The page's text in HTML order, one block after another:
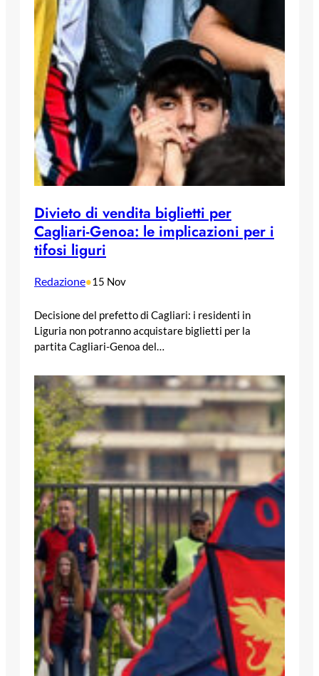
Divieto di vendita biglietti per
Cagliari-Genoa: le implicazioni per i
tifosi liguri
Redazione•15 Nov
Decisione del prefetto di Cagliari: i residenti in
Liguria non potranno acquistare biglietti per la
partita Cagliari-Genoa del…